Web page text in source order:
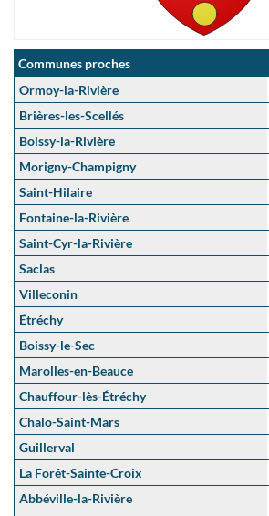
Communes proches
Ormoy-la-Rivière
Brières-les-Scellés
Boissy-la-Rivière
Morigny-Champigny
Saint-Hilaire
Fontaine-la-Rivière
Saint-Cyr-la-Rivière
Saclas
Villeconin
Étréchy
Boissy-le-Sec
Marolles-en-Beauce
Chauffour-lès-Étréchy
Chalo-Saint-Mars
Guillerval
La Forêt-Sainte-Croix
Abbéville-la-Rivière